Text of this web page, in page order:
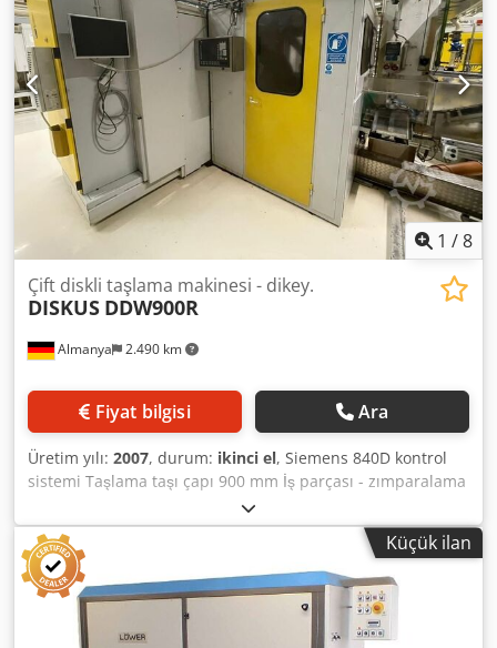
Roto-Finish taşlama düzeni 2 alt Roto-Finish taşlama
düzeni İş parçası ölçüleri: Yükseklik: 7–150 mm Genişlik:
maks. 200 mm Minimum uzunluk: 300 mm Bant hızı: 18–30
m/sn (ayarlanabilir) İlerleme: 8–16 m/dak (ayarlanabilir) ----
- Yukarıda belirtilen makinenin fiyatı talep üzerine verilir! --
--- Bilgi: Makine, Weinig Variomat dört taraflı planya
makinesi ile birlikte kullanılmıştır, bkz. stok no: #7007
(Teknik bilgiler üreticiye aittir – garanti verilmez!) Tüm
belirtilen fiyatlar nettodur. Yasal KDV eklenecektir.
1 /8
Almanya 2.490 km
Çift diskli taşlama makinesi - dikey.
DISKUS DDW900R
Fiyat bilgisi Ara
Üretim yılı: 2007, durum: ikinci el, Siemens 840D kontrol
sistemi Taşlama taşı çapı 900 mm İş parçası - zımparalama
genişliği 144 - 152 mm İş parçası - zımparalama boyutu 22
- 25 mm Hız 24 m/s: 1.425 rpm Çevresel hız maks. 25 m/sn
Çalışma gücü 37 kW Toplam güç gereksinimi 75 kW Ağırlık
yaklaşık 18,0 ton Alan gereksinimi yaklaşık U 4,9 x G 4,9 x Y
2,6 m Bizim görüşümüze göre, makine iyi kullanılmış
durumdadır. kullanılmış durumda. Çift yüzlü yan zımpara
Küçük ilan